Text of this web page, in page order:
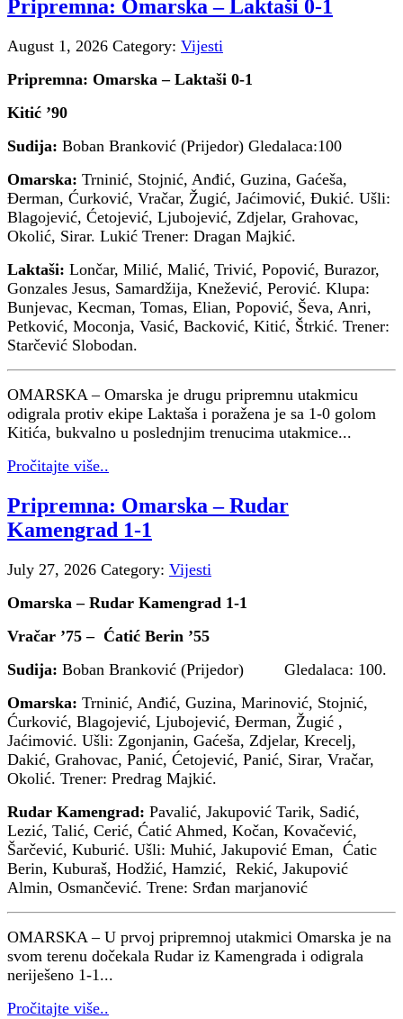
Pripremna: Omarska – Laktaši 0-1
August 1, 2026 Category: Vijesti
Pripremna: Omarska – Laktaši 0-1
Kitić ’90
Sudija: Boban Branković (Prijedor) Gledalaca:100
Omarska: Trninić, Stojnić, Anđić, Guzina, Gaćeša,
Đerman, Ćurković, Vračar, Žugić, Jaćimović, Ðukić. Ušli:
Blagojević, Ćetojević, Ljubojević, Zdjelar, Grahovac,
Okolić, Sirar. Lukić Trener: Dragan Majkić.
Laktaši: Lončar, Milić, Malić, Trivić, Popović, Burazor,
Gonzales Jesus, Samardžija, Knežević, Perović. Klupa:
Bunjevac, Kecman, Tomas, Elian, Popović, Ševa, Anri,
Petković, Moconja, Vasić, Backović, Kitić, Štrkić. Trener:
Starčević Slobodan.
OMARSKA – Omarska je drugu pripremnu utakmicu
odigrala protiv ekipe Laktaša i poražena je sa 1-0 golom
Kitića, bukvalno u poslednjim trenucima utakmice...
Pročitajte više..
Pripremna: Omarska – Rudar
Kamengrad 1-1
July 27, 2026 Category: Vijesti
Omarska – Rudar Kamengrad 1-1
Vračar ’75 – Ćatić Berin ’55
Sudija: Boban Branković (Prijedor) Gledalaca: 100.
Omarska: Trninić, Anđić, Guzina, Marinović, Stojnić,
Ćurković, Blagojević, Ljubojević, Đerman, Žugić ,
Jaćimović. Ušli: Zgonjanin, Gaćeša, Zdjelar, Krecelj,
Dakić, Grahovac, Panić, Ćetojević, Panić, Sirar, Vračar,
Okolić. Trener: Predrag Majkić.
Rudar Kamengrad: Pavalić, Jakupović Tarik, Sadić,
Lezić, Talić, Cerić, Ćatić Ahmed, Kočan, Kovačević,
Šarčević, Kuburić. Ušli: Muhić, Jakupović Eman, Ćatic
Berin, Kuburaš, Hodžić, Hamzić, Rekić, Jakupović
Almin, Osmančević. Trene: Srđan marjanović
OMARSKA – U prvoj pripremnoj utakmici Omarska je na
svom terenu dočekala Rudar iz Kamengrada i odigrala
neriješeno 1-1...
Pročitajte više..